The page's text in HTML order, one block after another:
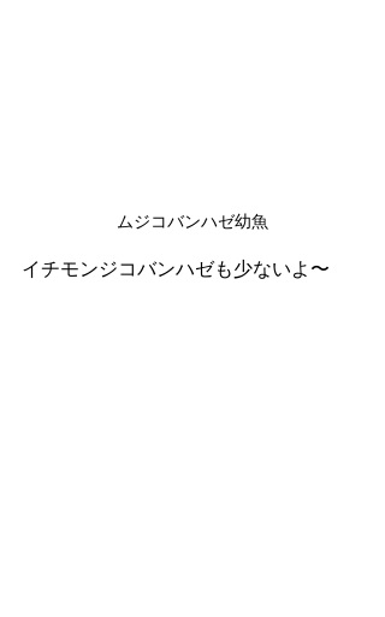
ムジコバンハゼ幼魚
イチモンジコバンハゼも少ないよ〜